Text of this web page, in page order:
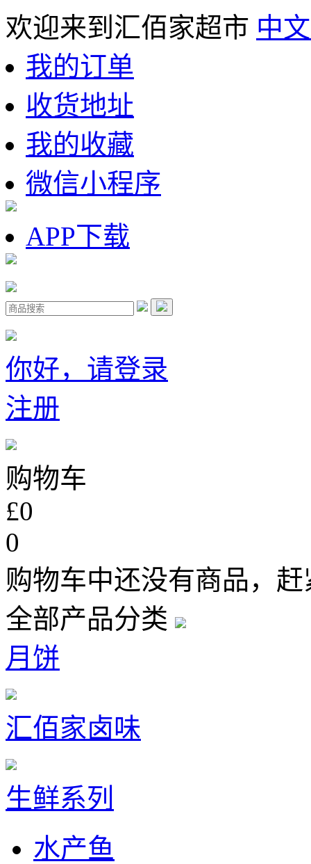
欢迎来到汇佰家超市 中
我的订单
收货地址
我的收藏
微信小程序
APP下载
你好，请登录
注册
购物车
£0
0
购物车中还没有商品，
全部产品分类
月饼
汇佰家卤味
生鲜系列
水产鱼